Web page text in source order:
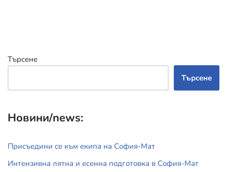
Търсене
Търсене
Новини/news:
Присъедини се към екипа на София-Мат
Интензивна лятна и есенна подготовка в София-Мат